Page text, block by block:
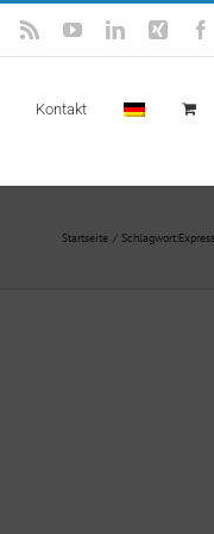
Rss YouTubeLinkedInXing
Kontakt
Startseite Schlagwort: